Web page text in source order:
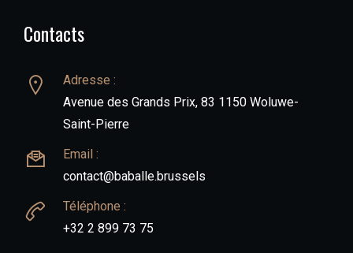
Contacts
Adresse :
Avenue des Grands Prix, 83 1150 Woluwe-
Saint-Pierre
Email :
contact@baballe.brussels
Téléphone :
+32 2 899 73 75